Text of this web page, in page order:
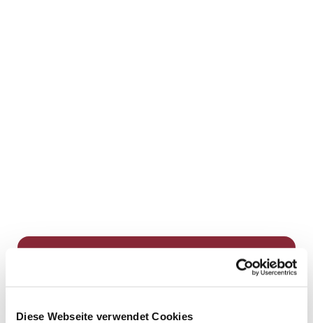
Diese Webseite verwendet Cookies
Dies könnte Sie auch